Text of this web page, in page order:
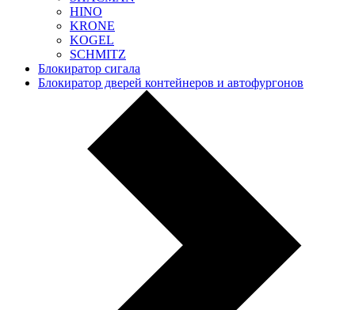
HINO
KRONE
KOGEL
SCHMITZ
Блокиратор сигала
Блокиратор дверей контейнеров и автофургонов